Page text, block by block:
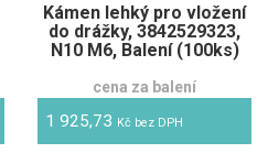
Kámen lehký pro vložení
do drážky, 3842529323,
N10 M6, Balení (100ks)
cena za balení
1 925,73 Kč bez DPH